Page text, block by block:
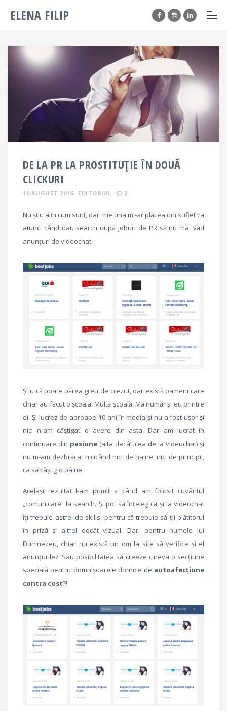
ELENA FILIP
DE LA PR LA PROSTITUȚIE ÎN DOUĂ
CLICKURI
10 AUGUST 2016 EDITORIAL 3
Nu știu alții cum sunt, dar mie una mi-ar plăcea din suflet ca
atunci când dau search după joburi de PR să nu mai văd
anunțuri de videochat.
Știu că poate părea greu de crezut, dar există oameni care
chiar au făcut o școală. Multă școală. Mă număr și eu printre
ei. Și lucrez de aproape 10 ani în media și nu a fost ușor și
nici n-am câștigat o avere din asta. Dar am lucrat în
continuare din pasiune (alta decât cea de la videochat) și
nu m-am dezbrăcat nicicând nici de haine, nici de principii,
ca să câștig o pâine.
Același rezultat l-am primit și când am folosit cuvântul
„comunicare” la search. Și pot să înțeleg că și la videochat
îți trebuie astfel de skills, pentru că trebuie să ții plătitorul
în priză și altfel decât vizual. Dar, pentru numele lui
Dumnezeu, chiar nu există un om la site să verifice și el
anunțurile?! Sau posibilitatea să creeze cineva o secțiune
specială pentru domnișoarele dornice de autoafecțiune
contra cost?!